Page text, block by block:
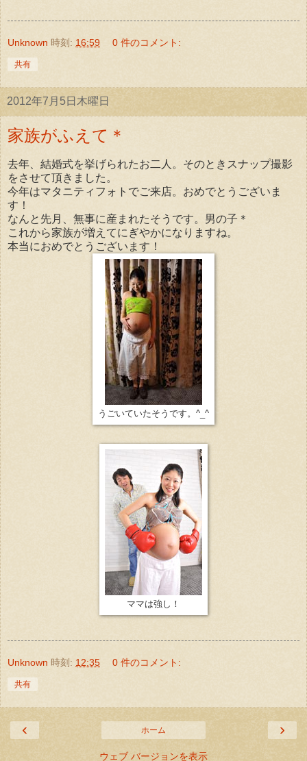
Unknown 時刻: 16:59 0 件のコメント:
共有
2012年7月5日木曜日
家族がふえて＊
去年、結婚式を挙げられたお二人。そのときスナップ撮影
をさせて頂きました。
今年はマタニティフォトでご来店。おめでとうございま
す！
なんと先月、無事に産まれたそうです。男の子＊
これから家族が増えてにぎやかになりますね。
本当におめでとうございます！
うごいていたそうです。^_^
ママは強し！
Unknown 時刻: 12:35 0 件のコメント:
共有
‹ ›
ホーム
ウェブ バージョンを表示